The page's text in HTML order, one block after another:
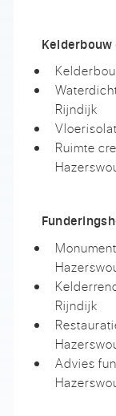
Rijndijk
Ruimte
Rijndijk
Advies